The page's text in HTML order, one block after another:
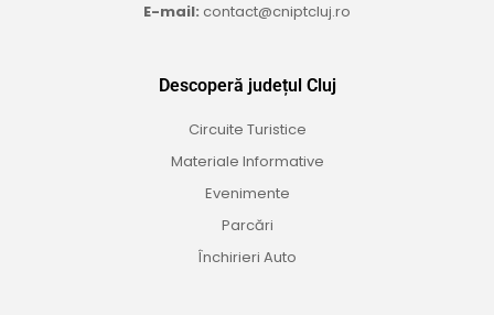
E-mail: contact@cniptcluj.ro
Descoperă județul Cluj
Circuite Turistice
Materiale Informative
Evenimente
Parcări
Închirieri Auto